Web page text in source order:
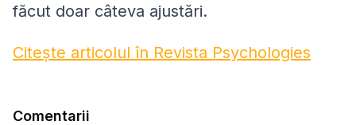
făcut doar câteva ajustări.
Citește articolul în Revista Psychologies
Comentarii